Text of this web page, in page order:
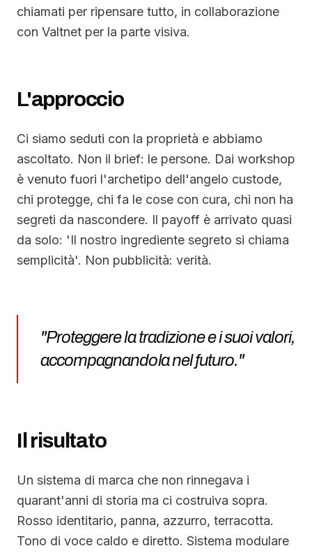
chiamati per ripensare tutto, in collaborazione
con Valtnet per la parte visiva.
L'approccio
Ci siamo seduti con la proprietà e abbiamo
ascoltato. Non il brief: le persone. Dai workshop
è venuto fuori l'archetipo dell'angelo custode,
chi protegge, chi fa le cose con cura, chi non ha
segreti da nascondere. Il payoff è arrivato quasi
da solo: 'Il nostro ingrediente segreto si chiama
semplicità'. Non pubblicità: verità.
"Proteggere la tradizione e i suoi valori,
accompagnandola nel futuro."
Il risultato
Un sistema di marca che non rinnegava i
quarant'anni di storia ma ci costruiva sopra.
Rosso identitario, panna, azzurro, terracotta.
Tono di voce caldo e diretto. Sistema modulare